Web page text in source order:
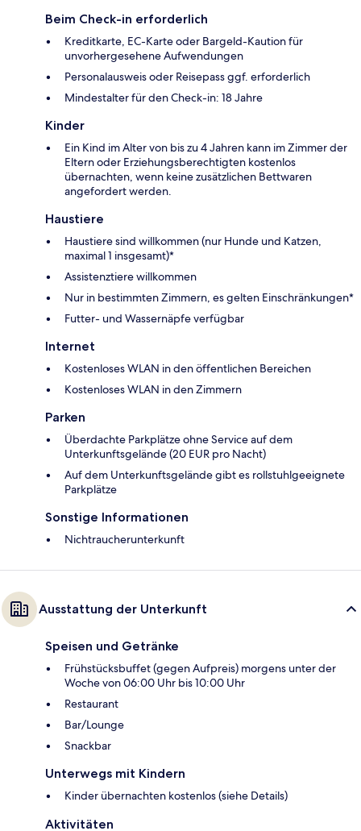
Beim Check-in erforderlich
Kreditkarte, EC-Karte oder Bargeld-Kaution für
unvorhergesehene Aufwendungen
Personalausweis oder Reisepass ggf. erforderlich
Mindestalter für den Check-in: 18 Jahre
Kinder
Ein Kind im Alter von bis zu 4 Jahren kann im Zimmer der
Eltern oder Erziehungsberechtigten kostenlos
übernachten, wenn keine zusätzlichen Bettwaren
angefordert werden.
Haustiere
Haustiere sind willkommen (nur Hunde und Katzen,
maximal 1 insgesamt)*
Assistenztiere willkommen
Nur in bestimmten Zimmern, es gelten Einschränkungen*
Futter- und Wassernäpfe verfügbar
Internet
Kostenloses WLAN in den öffentlichen Bereichen
Kostenloses WLAN in den Zimmern
Parken
Überdachte Parkplätze ohne Service auf dem
Unterkunftsgelände (20 EUR pro Nacht)
Auf dem Unterkunftsgelände gibt es rollstuhlgeeignete
Parkplätze
Sonstige Informationen
Nichtraucherunterkunft
Ausstattung der Unterkunft
Speisen und Getränke
Frühstücksbuffet (gegen Aufpreis) morgens unter der
Woche von 06:00 Uhr bis 10:00 Uhr
Restaurant
Bar/Lounge
Snackbar
Unterwegs mit Kindern
Kinder übernachten kostenlos (siehe Details)
Aktivitäten